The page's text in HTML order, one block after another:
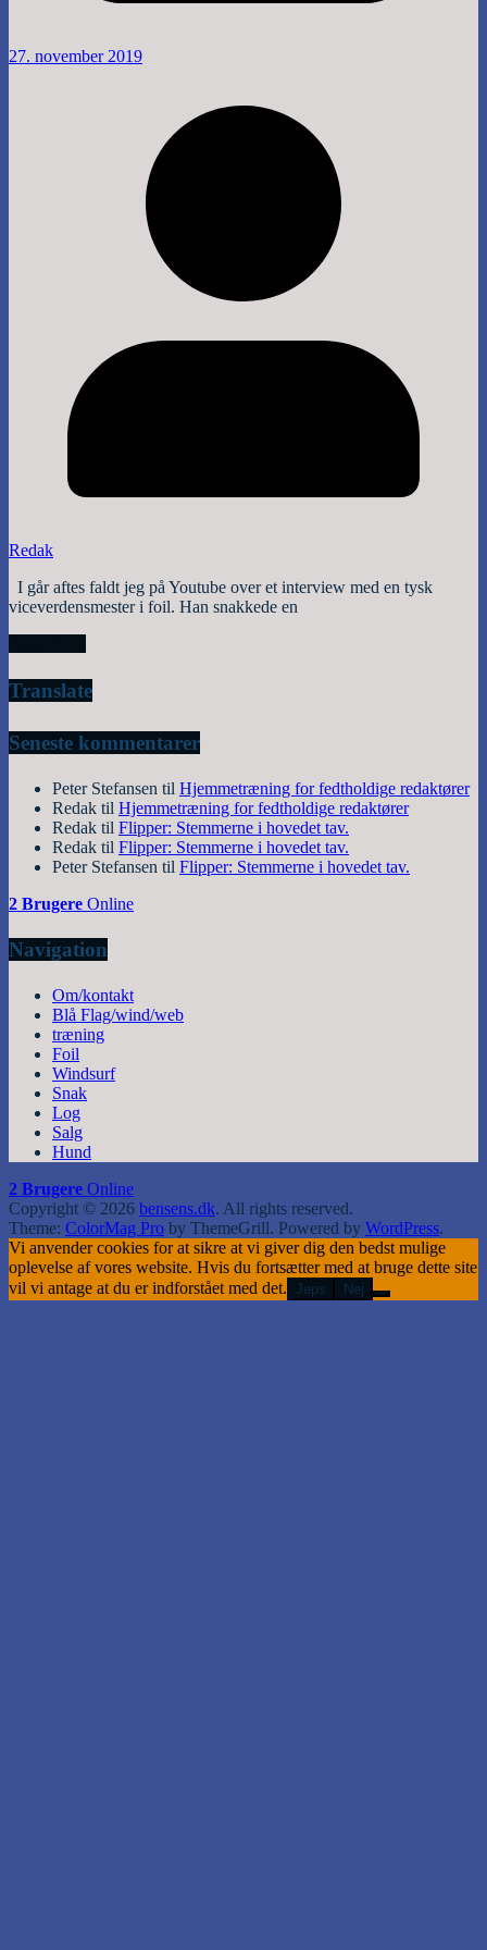
27. november 2019
Redak
I går aftes faldt jeg på Youtube over et interview med en tysk
viceverdensmester i foil. Han snakkede en
Translate
Seneste kommentarer
Peter Stefansen til Hjemmetræning for fedtholdige redaktører
Redak til Hjemmetræning for fedtholdige redaktører
Redak til Flipper: Stemmerne i hovedet tav.
Redak til Flipper: Stemmerne i hovedet tav.
Peter Stefansen til Flipper: Stemmerne i hovedet tav.
2 Brugere Online
Navigation
Om/kontakt
Blå Flag/wind/web
træning
Foil
Windsurf
Snak
Log
Salg
Hund
2 Brugere Online
Copyright © 2026 bensens.dk. All rights reserved.
Theme: ColorMag Pro by ThemeGrill. Powered by WordPress.
Vi anvender cookies for at sikre at vi giver dig den bedst mulige
oplevelse af vores website. Hvis du fortsætter med at bruge dette site
vil vi antage at du er indforstået med det. Jeps Nej